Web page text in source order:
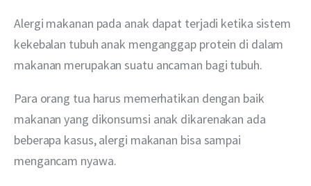
Alergi makanan pada anak dapat terjadi ketika sistem
kekebalan tubuh anak menganggap protein di dalam
makanan merupakan suatu ancaman bagi tubuh.
Para orang tua harus memerhatikan dengan baik
makanan yang dikonsumsi anak dikarenakan ada
beberapa kasus, alergi makanan bisa sampai
mengancam nyawa.